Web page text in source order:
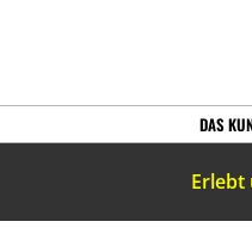
DAS
Erlebt